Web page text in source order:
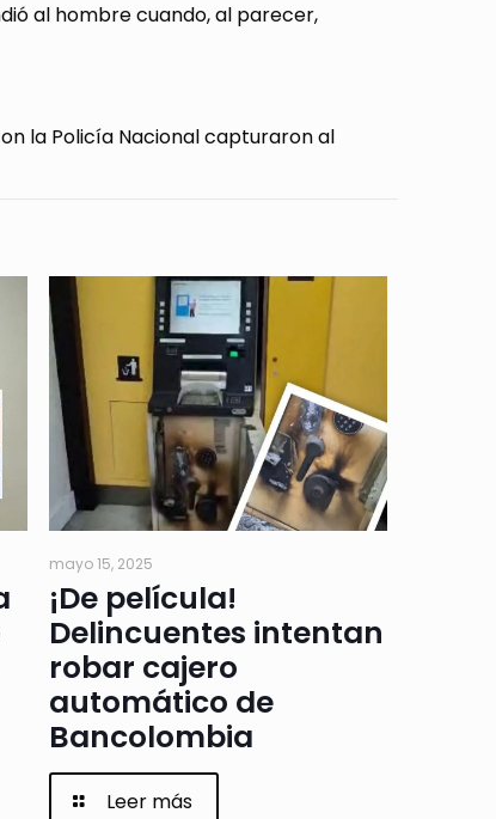
al hombre cuando, al parecer,
la Policía Nacional capturaron al
mayo 15, 2025
¡De película!
Delincuentes intentan
robar cajero
automático de
Bancolombia
Leer más